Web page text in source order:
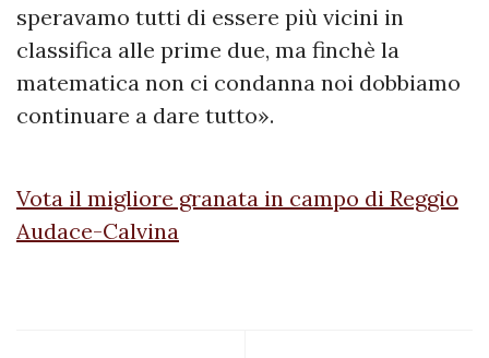
speravamo tutti di essere più vicini in
classifica alle prime due, ma finchè la
matematica non ci condanna noi dobbiamo
continuare a dare tutto».
Vota il migliore granata in campo di Reggio
Audace-Calvina